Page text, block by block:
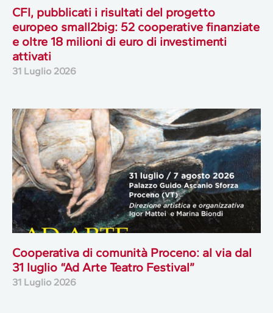
CFI, pubblicati i risultati del progetto
europeo small2big: 52 cooperative finanziate
e oltre 18 milioni di euro di investimenti
attivati
31 Luglio 2026
Cooperativa di comunità Proceno: al via dal
31 luglio “Ad Arte Teatro Festival”
31 Luglio 2026